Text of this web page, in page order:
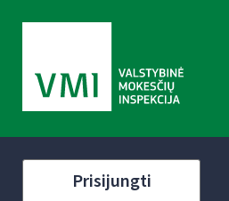
Prisijungti